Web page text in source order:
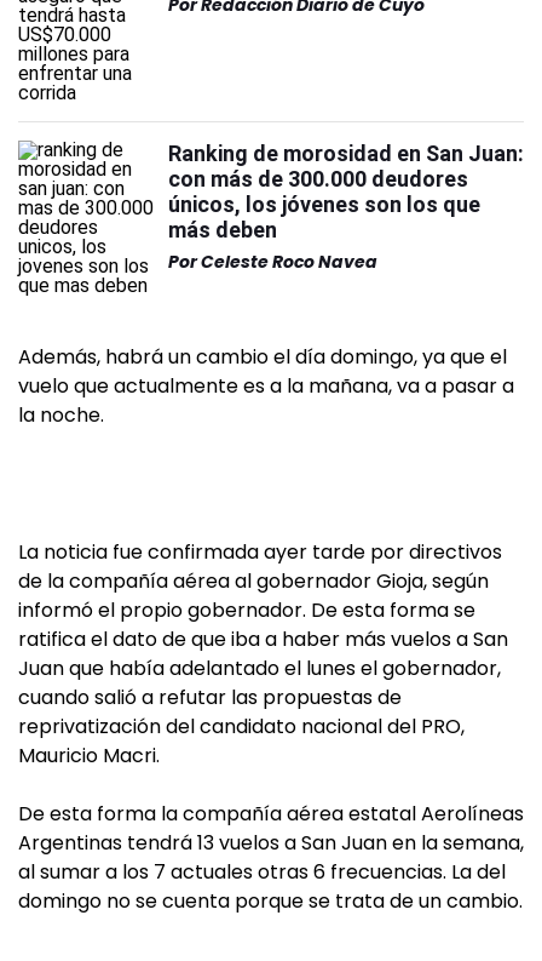
PorRedacción Diario de Cuyo
Ranking de morosidad en San Juan:
con más de 300.000 deudores
únicos, los jóvenes son los que
más deben
PorCeleste Roco Navea
Además, habrá un cambio el día domingo, ya que el
vuelo que actualmente es a la mañana, va a pasar a
la noche.
La noticia fue confirmada ayer tarde por directivos
de la compañía aérea al gobernador Gioja, según
informó el propio gobernador. De esta forma se
ratifica el dato de que iba a haber más vuelos a San
Juan que había adelantado el lunes el gobernador,
cuando salió a refutar las propuestas de
reprivatización del candidato nacional del PRO,
Mauricio Macri.
De esta forma la compañía aérea estatal Aerolíneas
Argentinas tendrá 13 vuelos a San Juan en la semana,
al sumar a los 7 actuales otras 6 frecuencias. La del
domingo no se cuenta porque se trata de un cambio.